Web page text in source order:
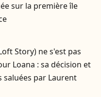
sur la première île
Story) ne s'est pas
Loana : sa décision et
saluées par Laurent